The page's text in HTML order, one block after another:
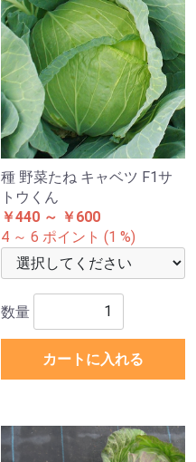
種 野菜たね キャベツ F1サ
トウくん
￥440 ～ ￥600
4 ～ 6 ポイント (1 %)
数量
カートに入れる